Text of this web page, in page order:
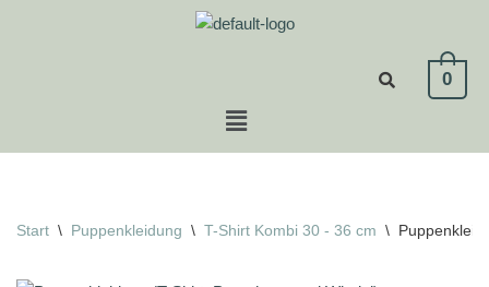
0
Start \ Puppenkleidung \ T-Shirt Kombi 30 - 36 cm \